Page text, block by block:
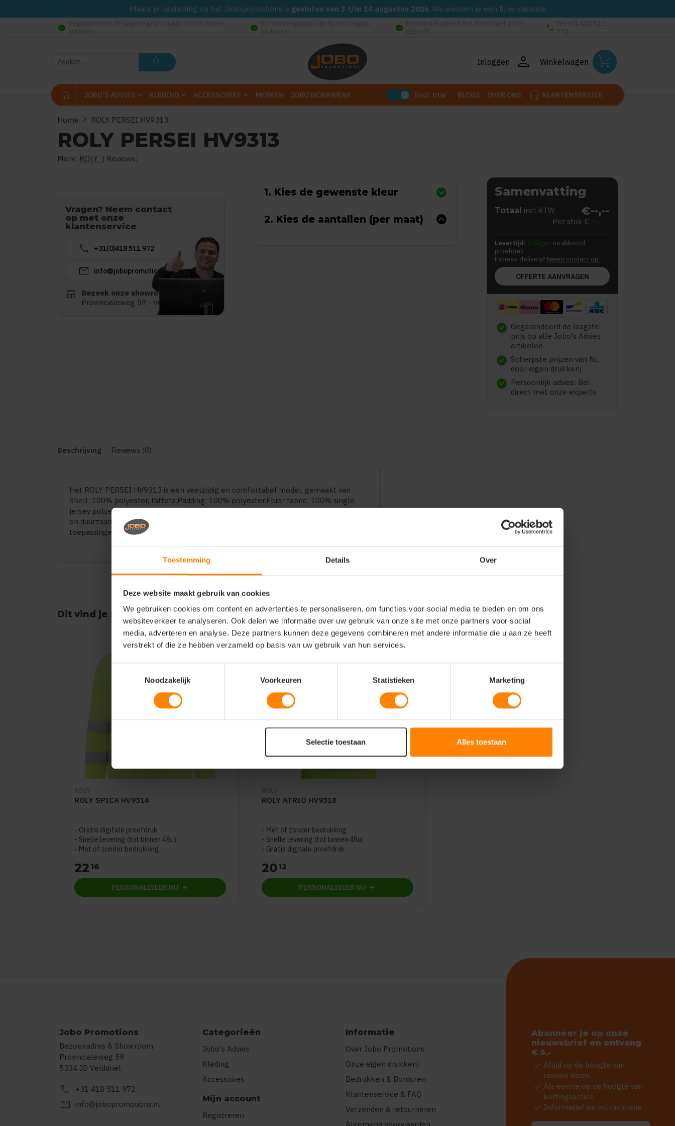
Toestemming Details Over
Deze website maakt gebruik van cookies
We gebruiken cookies om content en advertenties te personaliseren, om functies voor social media te bieden en om ons
websiteverkeer te analyseren. Ook delen we informatie over uw gebruik van onze site met onze partners voor social
media, adverteren en analyse. Deze partners kunnen deze gegevens combineren met andere informatie die u aan ze heeft
verstrekt of die ze hebben verzameld op basis van uw gebruik van hun services.
Noodzakelijk
Voorkeuren Statistieken Marketing
Selectie toestaan Alles toestaan
Plaats je bestelling op tijd. Jobopromotions is gesloten van 3 t/m 14 augustus 2026. We wensen je een fijne vakantie
check_circle check_circle check_circle phone
Zoeken search Inloggen person Winkelwagen shopping_cart
home JOBO'S ADVIES KLEDING ACCESSOIRES MERKEN JOBO WORKWEAR Incl. btw BLOGS OVER ONS headset_mic KLANTENSERVICE
Home chevron_right ROLY PERSEI HV9313
ROLY PERSEI HV9313
Merk: ROLY | Reviews:
Vragen? Neem contact
op met onze
klantenservice
call +31(0)418 511 972
mail info@jobopromotions.nl
store
Bezoek onze showroom:
Provincialeweg 59 - Velddriel
1. Kies de gewenste kleur
2. Kies de aantallen (per maat)
Samenvatting
Totaal incl.BTW €--,--
Per stuk € --,--
Levertijd: 5 dagen na akkoord
proefdruk
Express delivery? Neem contact op!
OFFERTE AANVRAGEN
check Gegarandeerd de laagste
prijs op alle Jobo's Advies
artikelen
check Scherpste prijzen van NL
door eigen drukkerij
check
Persoonlijk advies: Bel
direct met onze experts
Beschrijving Reviews (0)
Het ROLY PERSEI HV9313 is een veelzijdig en comfortabel model, gemaakt van
Shell: 100% polyester, taffeta.Padding: 100% polyester.Fluor fabric: 100% single
jersey polyester.450 gsm.. De kwaliteit biedt een goede balans tussen draagcomfort
en duurzaamheid. Geschikt voor dagelijks gebruik, bedrijfskleding en promotionele
toepassingen. Verkrijgbaar in diverse varianten en maten.
Dit vind je misschien ook leuk
Items van productcarrousel
ROLY SPICA HV9314
Gratis digitale proefdruk
Snelle levering (tot binnen 48u)
Met of zonder bedrukking
22 16
PERSONALISEER NU
ROLY ATRIO HV9318
Met of zonder bedrukking
Snelle levering (tot binnen 48u)
Gratis digitale proefdruk
2012
PERSONALISEER NU
Jobo Promotions
Bezoekadres & Showroom
Provincialeweg 59
5334 JD Velddriel
call +31 418 511 972
mail info@jobopromotions.nl
Categorieën
Jobo's Advies
Kleding
Accessoires
Mijn account
Registreren
Informatie
Over Jobo Promotions
Onze eigen drukkerij
Bedrukken & Borduren
Klantenservice & FAQ
Verzenden & retourneren
Abonneer je op onze
nieuwsbrief en ontvang
€ 5,-
check Altijd op de hoogte van
nieuwe items
check Als eerste op de hoogte van
kortingsacties
check Informatief en vol inspiratie